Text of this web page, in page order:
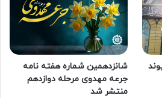
شانزدهمین شماره هفته‌ نامه
جرعه مهدوی مرحله دوازدهم
منتشر شد